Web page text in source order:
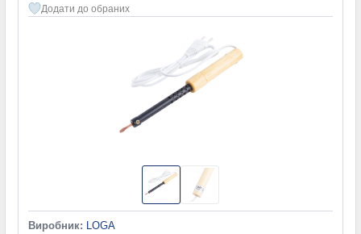
Додати до обраних
Виробник: LOGA